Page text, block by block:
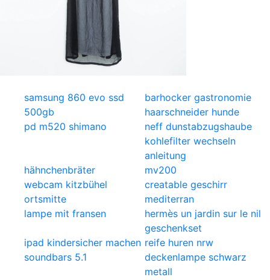
samsung 860 evo ssd
500gb
barhocker gastronomie
haarschneider hunde
pd m520 shimano
neff dunstabzugshaube
kohlefilter wechseln
anleitung
hähnchenbräter
mv200
webcam kitzbühel
ortsmitte
creatable geschirr
mediterran
lampe mit fransen
hermès un jardin sur le nil
geschenkset
ipad kindersicher machen reife huren nrw
soundbars 5.1
deckenlampe schwarz
metall